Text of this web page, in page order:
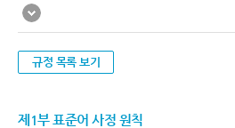
규정 목록 보기
제1부 표준어 사정 원칙